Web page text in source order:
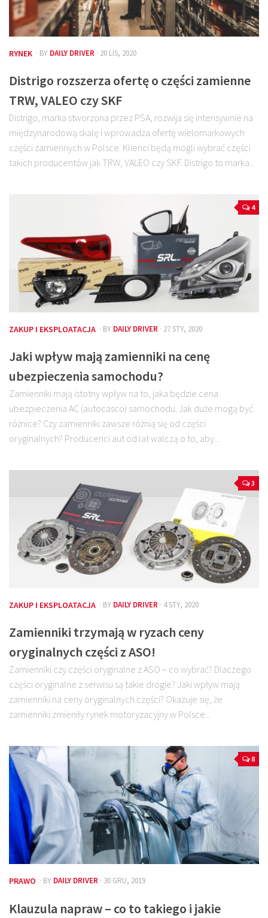
RYNEK · BY DAILY DRIVER · 20 LIS, 2020
Distrigo rozszerza ofertę o części zamienne
TRW, VALEO czy SKF
Distrigo, marka stworzona przez PSA, rozwija się intensywnie na
międzynarodową skalę i wprowadza ofertę wielomarkowych
części zamiennych w Polsce. Klienci będą mogli wybrać części
takich producentów jak TRW, VALEO czy SKF. Distrigo to marka...
4
ZAKUP I EKSPLOATACJA · BY DAILY DRIVER · 27 STY, 2020
Jaki wpływ mają zamienniki na cenę
ubezpieczenia samochodu?
Zamienniki mają istotny wpływ na to, jaka będzie cena
ubezpieczenia AC (autocasco) samochodu. Jak duże mogą być
różnice? Czy zamienniki zawsze różnią się od części
oryginalnych? Producenci aut od lat walczą o to, aby...
3
ZAKUP I EKSPLOATACJA · BY DAILY DRIVER · 4 STY, 2020
Zamienniki trzymają w ryzach ceny
oryginalnych części z ASO!
Zamienniki czy części oryginalne z ASO – co wybrać? Dlaczego
części oryginalne z serwisu są takie drogie? Jaki wpływ mają
zamienniki na ceny oryginalnych części? Okazuje się, że
zamienniki zmieniły rynek motoryzacyjny w Polsce...
8
PRAWO · BY DAILY DRIVER · 30 GRU, 2019
Klauzula napraw – co to takiego i jakie